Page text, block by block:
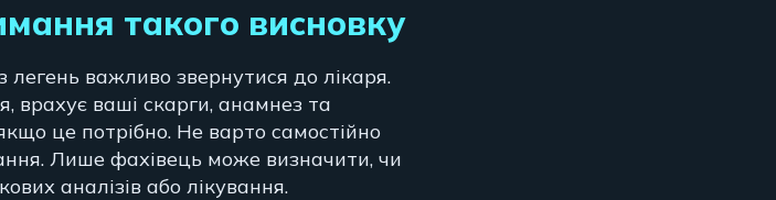
такого висновку
важливо звернутися до лікаря.
врахує ваші скарги, анамнез та
це потрібно. Не варто самостійно
Лише фахівець може визначити, чи
аналізів або лікування.